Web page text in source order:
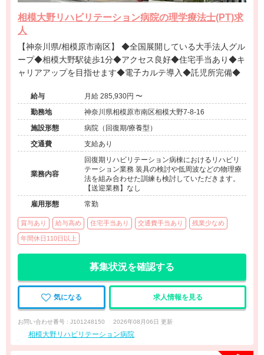
相模大野リハビリテーション病院の理学療法士(PT)求
人
【神奈川県/相模原市南区】 ◆全国展開している大手法人グル
ープ◆相模大野駅徒歩1分◆アクセス良好◆住宅手当あり◆キ
ャリアアップを目指せます◆電子カルテ導入◆託児所完備◆
給与
月給 285,930円 〜
勤務地
神奈川県相模原市南区相模大野7-8-16
施設形態
病院（回復期/療養型）
交通費
支給あり
業務内容
回復期リハビリテーション病棟におけるリハビリ
テーション業務 装具の検討や低周波などの物理療
法を組み合わせた訓練も検討していただきます。
【送迎業務】なし
雇用形態
常勤
賞与あり 給与高め 住宅手当あり 交通費手当あり 残業少なめ
年間休日110日以上
募集状況を確認する
気になる 求人情報を見る
お問い合わせ番号 : J101248150 2026年08月06日 更新
相模大野リハビリテーション病院